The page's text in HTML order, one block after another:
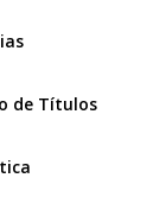
de Títulos